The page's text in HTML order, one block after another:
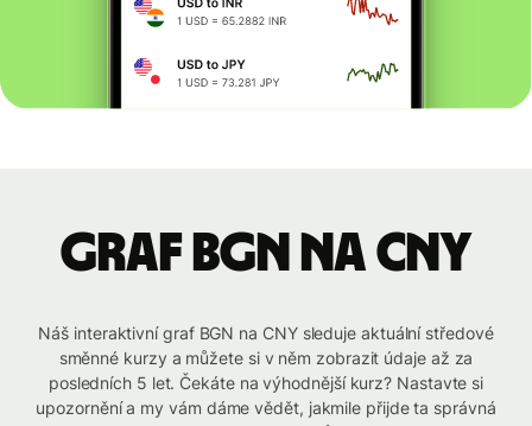
graf BGN na CNY
Náš interaktivní graf BGN na CNY sleduje aktuální středové
směnné kurzy a můžete si v něm zobrazit údaje až za
posledních 5 let. Čekáte na výhodnější kurz? Nastavte si
upozornění a my vám dáme vědět, jakmile přijde ta správná